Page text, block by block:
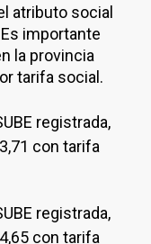
atributo social
Es importante
la provincia
tarifa social.
registrada,
con tarifa
registrada,
con tarifa